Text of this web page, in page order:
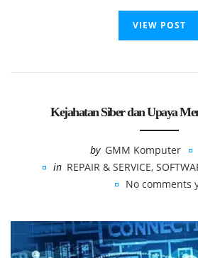
VIEW POST
Kejahatan Siber dan Upaya
by GMM Komputer
in REPAIR & SERVICE,
No comments